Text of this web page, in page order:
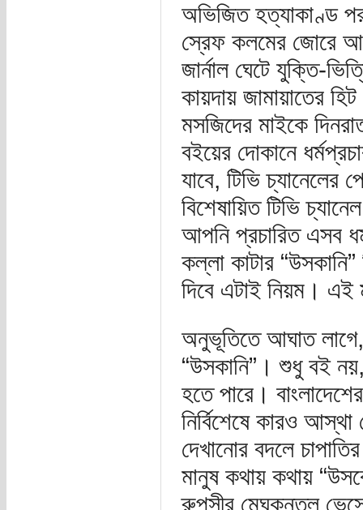
অভিজিত হত্যাকাণ্ড
স্রেফ কলমের জোরে
জার্নাল ঘেটে যুক্তি-
কায়দায় জামায়াতের
মসজিদের মাইকে
বইয়ের দোকানে
যাবে, টিভি চ্যানেলের
বিশেষায়িত টিভি
আপনি প্রচারিত এসব
কল্লা কাটার
দিবে এটাই নিয়ম। এই
অনুভূতিতে আঘাত
“উসকানি”। শুধু বই
হতে পারে।
নির্বিশেষে কারও
দেখানোর বদলে
মানুষ কথায় কথায়
রুপসীর মেঘকুন্তল